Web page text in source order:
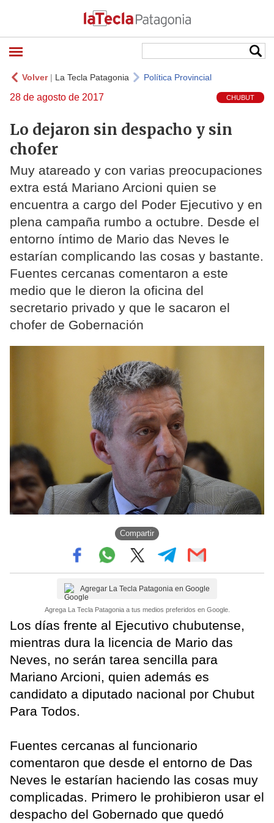
Volver| La Tecla Patagonia Política Provincial
28 de agosto de 2017 CHUBUT
Lo dejaron sin despacho y sin
chofer
Muy atareado y con varias preocupaciones
extra está Mariano Arcioni quien se
encuentra a cargo del Poder Ejecutivo y en
plena campaña rumbo a octubre. Desde el
entorno íntimo de Mario das Neves le
estarían complicando las cosas y bastante.
Fuentes cercanas comentaron a este
medio que le dieron la oficina del
secretario privado y que le sacaron el
chofer de Gobernación
Compartir
Agregar La Tecla Patagonia en Google
Agrega La Tecla Patagonia a tus medios preferidos en Google.
Los días frente al Ejecutivo chubutense,
mientras dura la licencia de Mario das
Neves, no serán tarea sencilla para
Mariano Arcioni, quien además es
candidato a diputado nacional por Chubut
Para Todos.
Fuentes cercanas al funcionario
comentaron que desde el entorno de Das
Neves le estarían haciendo las cosas muy
complicadas. Primero le prohibieron usar el
despacho del Gobernado que quedó